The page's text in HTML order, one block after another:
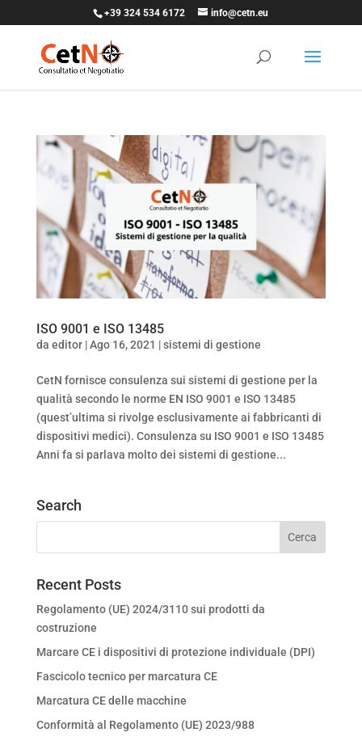
+39 324 534 6172 info@cetn.eu
ISO 9001 e ISO 13485
da editor|Ago 16, 2021 |sistemi di gestione
CetN fornisce consulenza sui sistemi di gestione per la
qualità secondo le norme EN ISO 9001 e ISO 13485
(quest’ultima si rivolge esclusivamente ai fabbricanti di
dispositivi medici). Consulenza su ISO 9001 e ISO 13485
Anni fa si parlava molto dei sistemi di gestione...
Search
Recent Posts
Regolamento (UE) 2024/3110 sui prodotti da
costruzione
Marcare CE i dispositivi di protezione individuale (DPI)
Fascicolo tecnico per marcatura CE
Marcatura CE delle macchine
Conformità al Regolamento (UE) 2023/988